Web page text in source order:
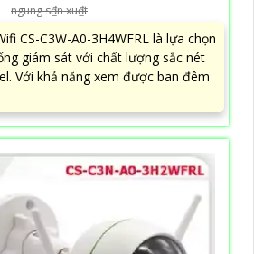
ngung s₫n xu₫t
CS-C3W-A0-3H4WFRL là lựa chọn
giám sát với chất lượng sắc nét
Với khả năng xem được ban đêm